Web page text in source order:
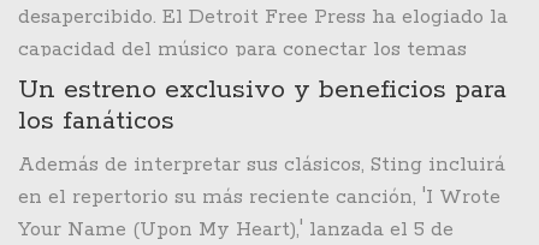
My Heart.' El espectáculo promete una experiencia
completa, con una segunda parte dedicada a más
éxitos de The Police como 'Every Breath You Take,'
'So Lonely,' 'Roxanne' y 'King of Pain.'
desapercibido. El Detroit Free Press ha elogiado la
capacidad del músico para conectar los temas
sincopados de The Police con sus incursiones en el
jazz, demostrando la versatilidad y profundidad de
Un estreno exclusivo y beneficios para
los fanáticos
Además de interpretar sus clásicos, Sting incluirá
en el repertorio su más reciente canción, 'I Wrote
Your Name (Upon My Heart),' lanzada el 5 de